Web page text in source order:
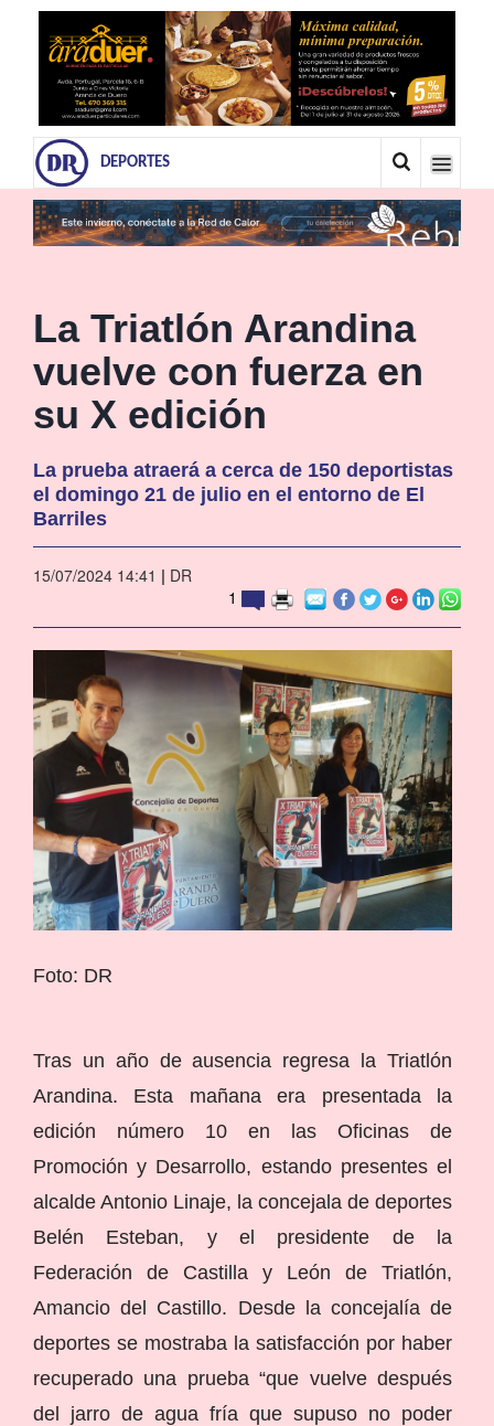
DEPORTES
La Triatlón Arandina
vuelve con fuerza en
su X edición
La prueba atraerá a cerca de 150 deportistas
el domingo 21 de julio en el entorno de El
Barriles
15/07/2024 14:41 | DR
1
Foto: DR
Tras un año de ausencia regresa la Triatlón
Arandina. Esta mañana era presentada la
edición número 10 en las Oficinas de
Promoción y Desarrollo, estando presentes el
alcalde Antonio Linaje, la concejala de deportes
Belén Esteban, y el presidente de la
Federación de Castilla y León de Triatlón,
Amancio del Castillo. Desde la concejalía de
deportes se mostraba la satisfacción por haber
recuperado una prueba “que vuelve después
del jarro de agua fría que supuso no poder